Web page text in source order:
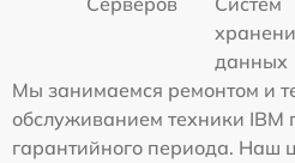
данных
Мы занимаемся ремонтом и
обслуживанием техники IBM
гарантийного периода. Наш